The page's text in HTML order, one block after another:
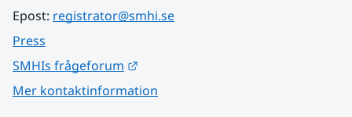
Epost: registrator@smhi.se
Press
SMHIs frågeforum
Mer kontaktinformation